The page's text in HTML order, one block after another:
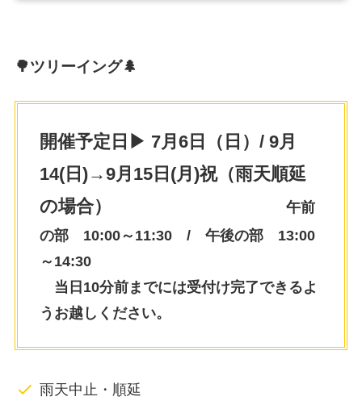
🌳ツリーイング🌲
開催予定日▶ 7月6日（日）/ 9月
14(日)→9月15日(月)祝（雨天順延
の場合）
午前
の部 10:00～11:30 / 午後の部 13:00
～14:30
当日10分前までには受付け完了できるよ
うお越しください。
雨天中止・順延